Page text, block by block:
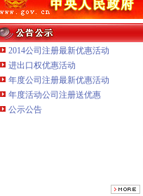
2014公司注册最新优惠活动
进出口权优惠活动
年度公司注册最新优惠活动
年度活动公司注册送优惠
公示公告
重庆海谛升进出口贸易有限公司 渝北
重庆逸道医疗器械有限公司
重庆泰盛贷款咨询有限公司 渝高 （工
重庆市明诚塑料制品有限责任公司